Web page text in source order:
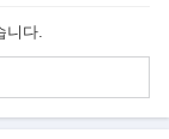
니다.